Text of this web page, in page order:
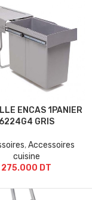
ENCAS 1PANIER
6224G4 GRIS
,Accessoires
cuisine
275.000 DT